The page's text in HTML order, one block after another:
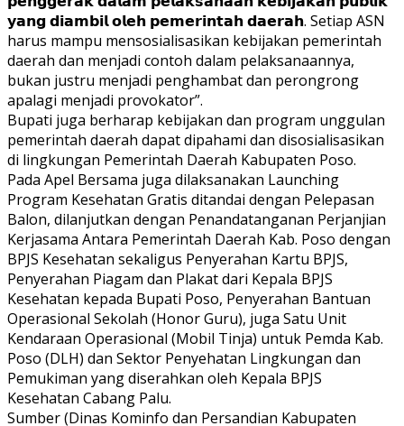
𝘆𝗮𝗻𝗴 𝗱𝗶𝗮𝗺𝗯𝗶𝗹 𝗼𝗹𝗲𝗵 𝗽𝗲𝗺𝗲𝗿𝗶𝗻𝘁𝗮𝗵 𝗱𝗮𝗲𝗿𝗮𝗵. Setiap ASN
harus mampu mensosialisasikan kebijakan pemerintah
daerah dan menjadi contoh dalam pelaksanaannya,
bukan justru menjadi penghambat dan perongrong
apalagi menjadi provokator”.
Bupati juga berharap kebijakan dan program unggulan
pemerintah daerah dapat dipahami dan disosialisasikan
di lingkungan Pemerintah Daerah Kabupaten Poso.
Pada Apel Bersama juga dilaksanakan Launching
Program Kesehatan Gratis ditandai dengan Pelepasan
Balon, dilanjutkan dengan Penandatanganan Perjanjian
Kerjasama Antara Pemerintah Daerah Kab. Poso dengan
BPJS Kesehatan sekaligus Penyerahan Kartu BPJS,
Penyerahan Piagam dan Plakat dari Kepala BPJS
Kesehatan kepada Bupati Poso, Penyerahan Bantuan
Operasional Sekolah (Honor Guru), juga Satu Unit
Kendaraan Operasional (Mobil Tinja) untuk Pemda Kab.
Poso (DLH) dan Sektor Penyehatan Lingkungan dan
Pemukiman yang diserahkan oleh Kepala BPJS
Kesehatan Cabang Palu.
Sumber (Dinas Kominfo dan Persandian Kabupaten